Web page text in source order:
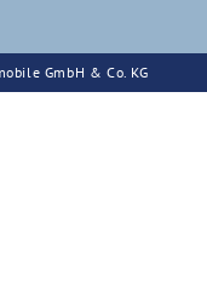
GmbH & Co. KG